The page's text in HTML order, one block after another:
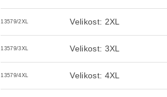
13579/2XL Velikost: 2XL
13579/3XL Velikost: 3XL
13579/4XL Velikost: 4XL